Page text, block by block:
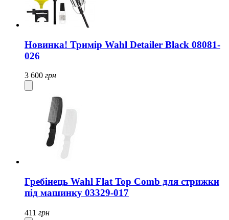
Новинка! Тримір Wahl Detailer Black 08081-
026
3 600 грн
Гребінець Wahl Flat Top Comb для стрижки
під машинку 03329-017
411 грн